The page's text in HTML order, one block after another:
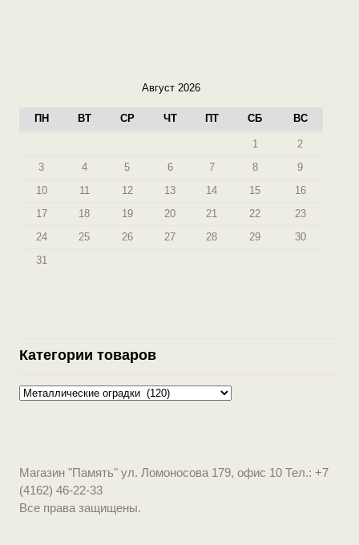
Август 2026
ПН ВТ СР ЧТ ПТ СБ ВС
1
2
3
4 5 6 7 8
9
10
11 12 13 14 15
16
17
18 19 20 21 22
23
24
25 26 27 28 29
30
31
Категории товаров
Магазин "Память" ул. Ломоносова 179, офис 10 Тел.: +7
(4162) 46-22-33
Все права защищены.